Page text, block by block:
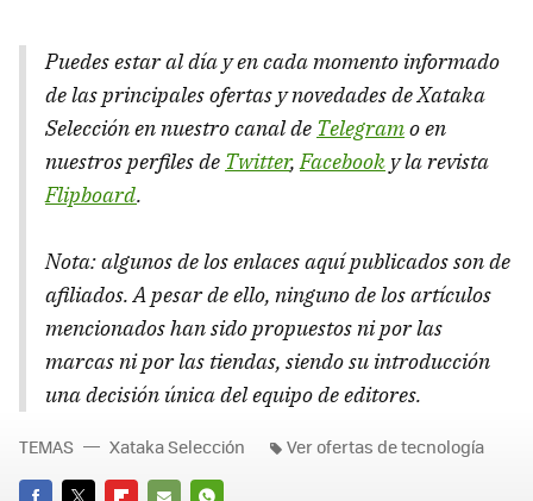
Puedes estar al día y en cada momento informado
de las principales ofertas y novedades de Xataka
Selección en nuestro canal de Telegramo en
nuestros perfiles de Twitter,Facebook y la revista
Flipboard.
Nota: algunos de los enlaces aquí publicados son de
afiliados. A pesar de ello, ninguno de los artículos
mencionados han sido propuestos ni por las
marcas ni por las tiendas, siendo su introducción
una decisión única del equipo de editores.
TEMAS Xataka Selección Ver ofertas de tecnología